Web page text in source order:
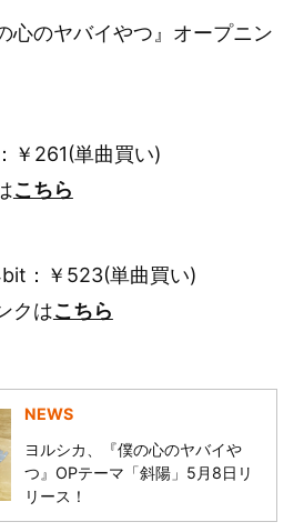
心のヤバイやつ』オープニン
￥261(単曲買い)
こちら
：￥523(単曲買い)
クはこちら
NEWS
ヨルシカ、『僕の心のヤバイや
つ』OPテーマ「斜陽」5月8日リ
リース！